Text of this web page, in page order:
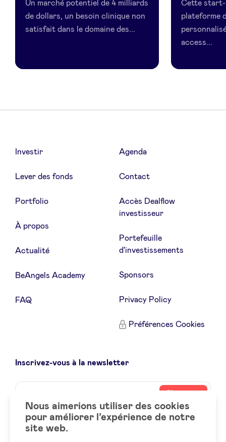
Un marché potentiel de 4 milliards
de dollars, un besoin clinique non
satisfait dans le domaine des...
Cette start-
plateforme
access...
Investir
Lever des fonds
Portfolio
À propos
Actualité
BeAngels Academy
FAQ
Agenda
Contact
Accès Dealflow
investisseur
Portefeuille
d'investissements
Sponsors
Privacy Policy
Préférences Cookies
Inscrivez-vous à la newsletter
Name
Votre
email
Social
LinkedIn
Nous aimerions utiliser des cookies
pour améliorer l’expérience de notre
site web.